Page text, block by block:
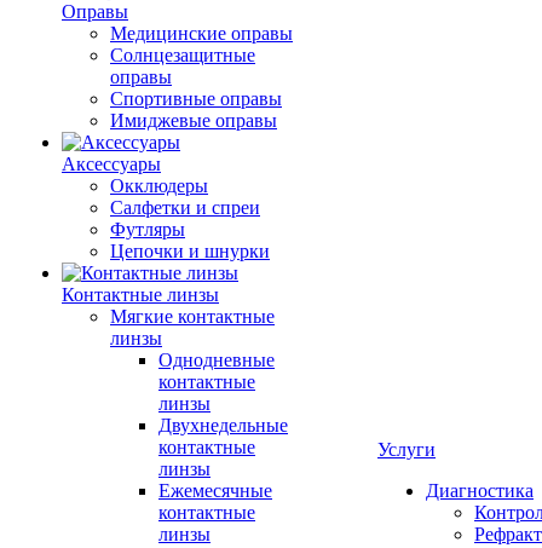
Оправы
Медицинские оправы
Солнцезащитные
оправы
Спортивные оправы
Имиджевые оправы
Аксессуары
Окклюдеры
Салфетки и спреи
Футляры
Цепочки и шнурки
Контактные линзы
Мягкие контактные
линзы
Однодневные
контактные
линзы
Двухнедельные
контактные
линзы
Ежемесячные
контактные
линзы
Услуги
Диагностика